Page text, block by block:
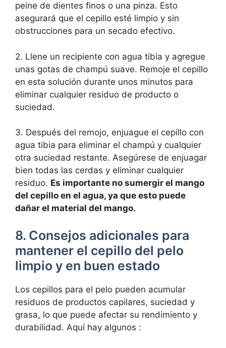
peine de dientes finos o una pinza. Esto
asegurará que el cepillo esté limpio y sin
obstrucciones para un secado efectivo.
2. Llene un recipiente con agua tibia y agregue
unas gotas de champú suave. Remoje el cepillo
en esta solución durante unos minutos para
eliminar cualquier residuo de producto o
suciedad.
3. Después del remojo, enjuague el cepillo con
agua tibia para eliminar el champú y cualquier
otra suciedad restante. Asegúrese de enjuagar
bien todas las cerdas y eliminar cualquier
residuo. Es importante no sumergir el mango
del cepillo en el agua, ya que esto puede
dañar el material del mango.
8. Consejos adicionales para
mantener el cepillo del pelo
limpio y en buen estado
Los cepillos para el pelo pueden acumular
residuos de productos capilares, suciedad y
grasa, lo que puede afectar su rendimiento y
durabilidad. Aquí hay algunos :